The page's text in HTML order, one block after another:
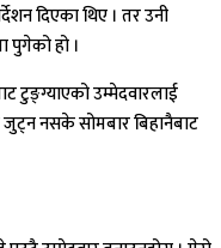
दिएका थिए । तर उनी
पुगेको हो ।
टुङ्ग्याएको उम्मेदवारलाई
नसके सोमबार बिहानैबाट